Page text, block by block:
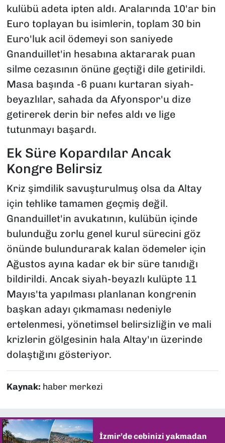
kulübü adeta ipten aldı. Aralarında 10'ar bin
Euro toplayan bu isimlerin, toplam 30 bin
Euro'luk acil ödemeyi son saniyede
Gnanduillet'in hesabına aktararak puan
silme cezasının önüne geçtiği dile getirildi.
Masa başında -6 puanı kurtaran siyah-
beyazlılar, sahada da Afyonspor'u dize
getirerek derin bir nefes aldı ve lige
tutunmayı başardı.
Ek Süre Kopardılar Ancak
Kongre Belirsiz
Kriz şimdilik savuşturulmuş olsa da Altay
için tehlike tamamen geçmiş değil.
Gnanduillet'in avukatının, kulübün içinde
bulunduğu zorlu genel kurul sürecini göz
önünde bulundurarak kalan ödemeler için
Ağustos ayına kadar ek bir süre tanıdığı
bildirildi. Ancak siyah-beyazlı kulüpte 11
Mayıs'ta yapılması planlanan kongrenin
başkan adayı çıkmaması nedeniyle
ertelenmesi, yönetimsel belirsizliğin ve mali
krizlerin gölgesinin hala Altay'ın üzerinde
dolaştığını gösteriyor.
Kaynak: haber merkezi
İzmir’de cebinizi yakmadan